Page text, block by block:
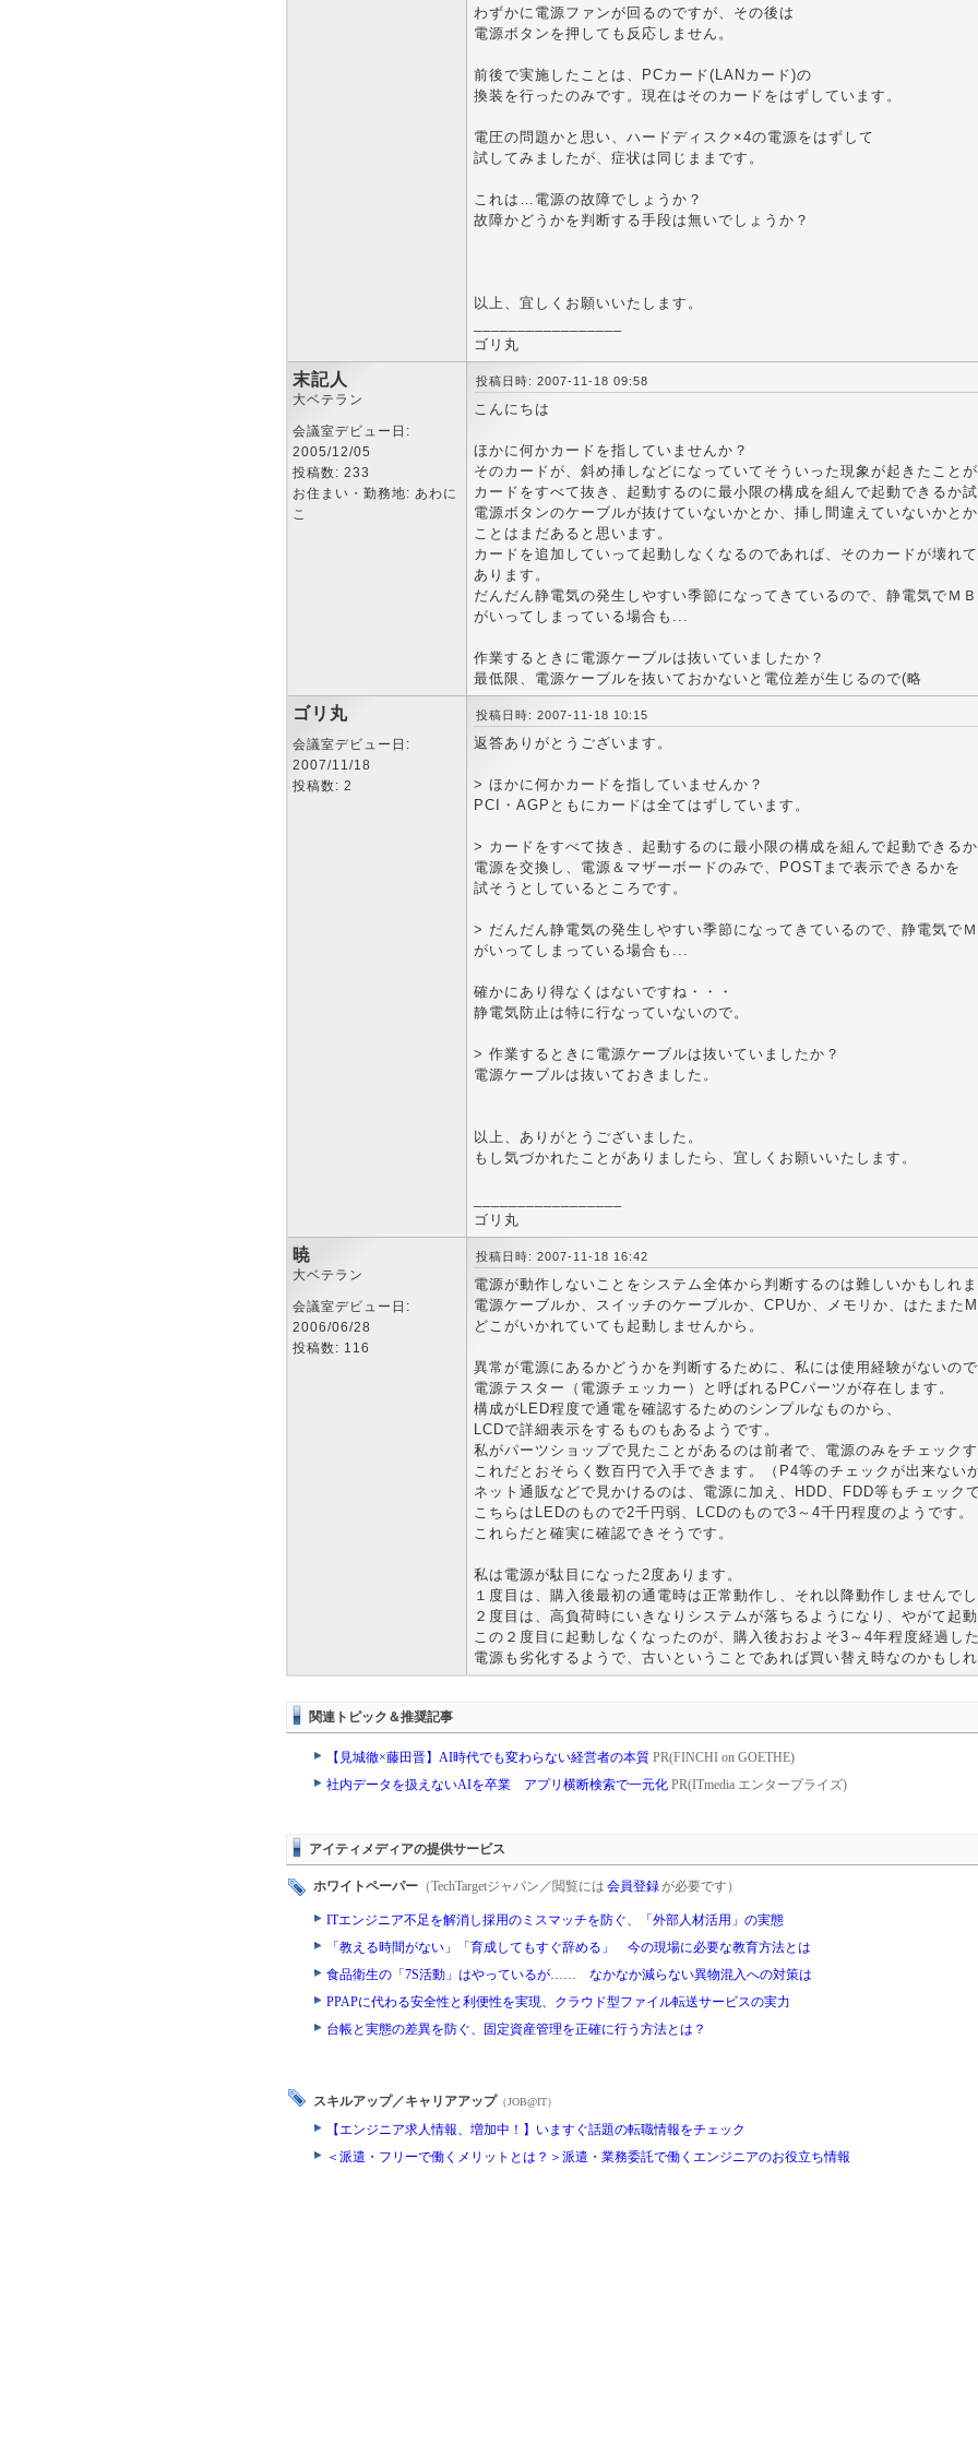
わずかに電源ファンが回るのですが、その後は
電源ボタンを押しても反応しません。
前後で実施したことは、PCカード(LANカード)の
換装を行ったのみです。現在はそのカードをはずしています。
電圧の問題かと思い、ハードディスク×4の電源をはずして
試してみましたが、症状は同じままです。
これは…電源の故障でしょうか？
故障かどうかを判断する手段は無いでしょうか？
以上、宜しくお願いいたします。
ゴリ丸
末記人
大ベテラン
会議室デビュー日:
2005/12/05
投稿数: 233
お住まい・勤務地: あわに
こ
投稿日時: 2007-11-18 09:58
こんにちは
ほかに何かカードを指していませんか？
そのカードが、斜め挿しなどになっていてそういった現象が起きたことが
カードをすべて抜き、起動するのに最小限の構成を組んで起動できるか試
電源ボタンのケーブルが抜けていないかとか、挿し間違えていないかと
ことはまだあると思います。
カードを追加していって起動しなくなるのであれば、そのカードが壊れ
あります。
だんだん静電気の発生しやすい季節になってきているので、静電気でＭ
がいってしまっている場合も...
作業するときに電源ケーブルは抜いていましたか？
最低限、電源ケーブルを抜いておかないと電位差が生じるので(略
ゴリ丸
会議室デビュー日:
2007/11/18
投稿数: 2
投稿日時: 2007-11-18 10:15
返答ありがとうございます。
> ほかに何かカードを指していませんか？
PCI・AGPともにカードは全てはずしています。
> カードをすべて抜き、起動するのに最小限の構成を組んで起動できるか
電源を交換し、電源＆マザーボードのみで、POSTまで表示できるかを
試そうとしているところです。
> だんだん静電気の発生しやすい季節になってきているので、静電気で
がいってしまっている場合も...
確かにあり得なくはないですね・・・
静電気防止は特に行なっていないので。
> 作業するときに電源ケーブルは抜いていましたか？
電源ケーブルは抜いておきました。
以上、ありがとうございました。
もし気づかれたことがありましたら、宜しくお願いいたします。
ゴリ丸
暁
大ベテラン
会議室デビュー日:
2006/06/28
投稿数: 116
投稿日時: 2007-11-18 16:42
電源が動作しないことをシステム全体から判断するのは難しいかもしれま
電源ケーブルか、スイッチのケーブルか、CPUか、メモリか、はたまた
どこがいかれていても起動しませんから。
異常が電源にあるかどうかを判断するために、私には使用経験がないの
電源テスター（電源チェッカー）と呼ばれるPCパーツが存在します。
構成がLED程度で通電を確認するためのシンプルなものから、
LCDで詳細表示をするものもあるようです。
私がパーツショップで見たことがあるのは前者で、電源のみをチェックす
これだとおそらく数百円で入手できます。（P4等のチェックが出来ない
ネット通販などで見かけるのは、電源に加え、HDD、FDD等もチェック
こちらはLEDのもので2千円弱、LCDのもので3～4千円程度のようです。
これらだと確実に確認できそうです。
私は電源が駄目になった2度あります。
１度目は、購入後最初の通電時は正常動作し、それ以降動作しませんでし
２度目は、高負荷時にいきなりシステムが落ちるようになり、やがて起動
この２度目に起動しなくなったのが、購入後おおよそ3～4年程度経過し
電源も劣化するようで、古いということであれば買い替え時なのかもしれ
関連トピック＆推奨記事
【見城徹×藤田晋】AI時代でも変わらない経営者の本質 PR(FINCHI on GOETHE)
社内データを扱えないAIを卒業 アプリ横断検索で一元化 PR(ITmedia エンタープライズ)
アイティメディアの提供サービス
ホワイトペーパー （TechTargetジャパン／閲覧には 会員登録が必要です）
ITエンジニア不足を解消し採用のミスマッチを防ぐ、「外部人材活用」の実態
「教える時間がない」「育成してもすぐ辞める」 今の現場に必要な教育方法とは
食品衛生の「7S活動」はやっているが…… なかなか減らない異物混入への対策は
PPAPに代わる安全性と利便性を実現、クラウド型ファイル転送サービスの実力
台帳と実態の差異を防ぐ、固定資産管理を正確に行う方法とは？
スキルアップ／キャリアアップ （JOB@IT）
【エンジニア求人情報、増加中！】いますぐ話題の転職情報をチェック
＜派遣・フリーで働くメリットとは？＞派遣・業務委託で働くエンジニアのお役立ち情報